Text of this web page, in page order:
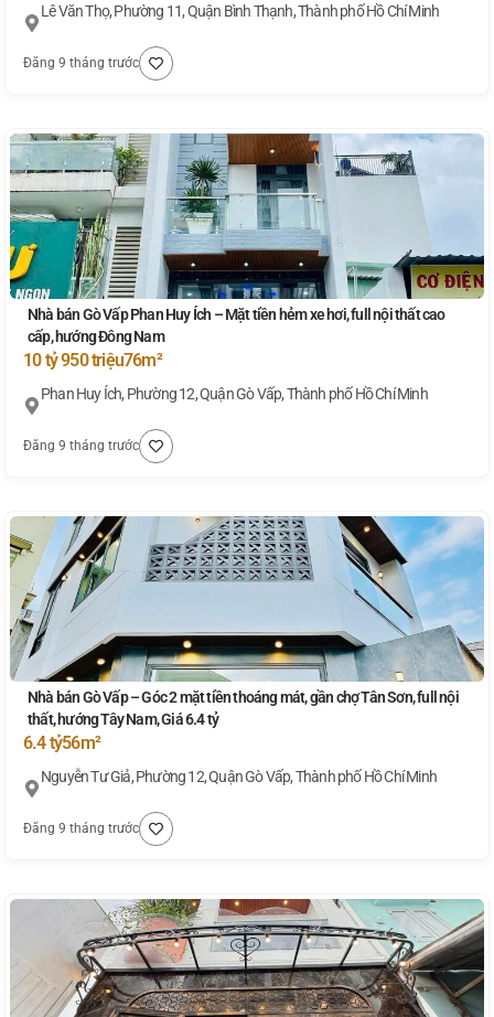
Lê Văn Thọ, Phường 11, Quận Bình Thạnh, Thành phố Hồ Chí Minh
Đăng 9 tháng trước
Nhà bán Gò Vấp Phan Huy Ích – Mặt tiền hẻm xe hơi, full nội thất cao
cấp, hướng Đông Nam
10 tỷ 950 triệu76m²
Phan Huy Ích, Phường 12, Quận Gò Vấp, Thành phố Hồ Chí Minh
Đăng 9 tháng trước
Nhà bán Gò Vấp – Góc 2 mặt tiền thoáng mát, gần chợ Tân Sơn, full nội
thất, hướng Tây Nam, Giá 6.4 tỷ
6.4 tỷ56m²
Nguyễn Tư Giả, Phường 12, Quận Gò Vấp, Thành phố Hồ Chí Minh
Đăng 9 tháng trước